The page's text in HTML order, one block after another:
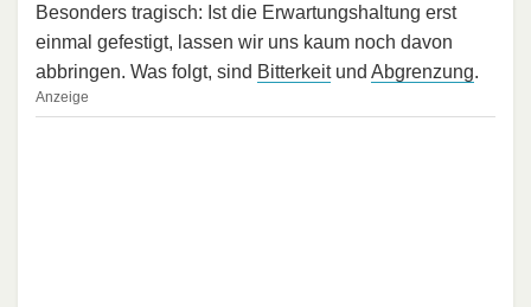
Besonders tragisch: Ist die Erwartungshaltung erst
einmal gefestigt, lassen wir uns kaum noch davon
abbringen. Was folgt, sind Bitterkeitund Abgrenzung.
Anzeige